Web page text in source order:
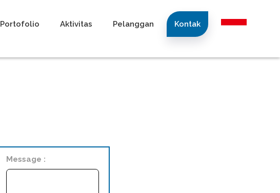
Portofolio Aktivitas Pelanggan Kontak
Message :